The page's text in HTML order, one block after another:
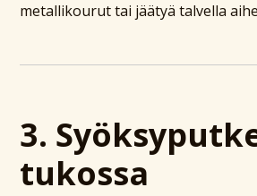
metallikourut tai jäätyä talvella
3.
tukossa